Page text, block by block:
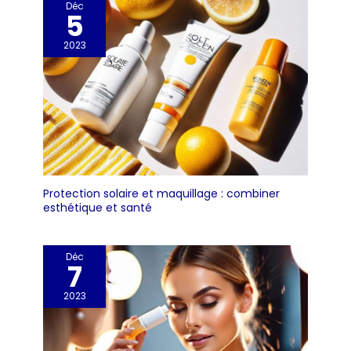
Déc
5
2023
Protection solaire et maquillage : combiner
esthétique et santé
Déc
7
2023